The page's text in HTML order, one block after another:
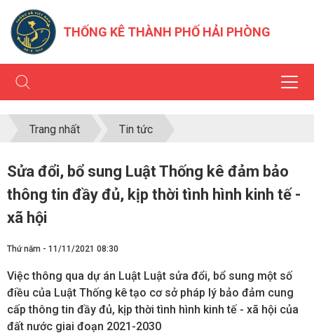
THỐNG KÊ THÀNH PHỐ HẢI PHÒNG
Trang nhất Tin tức
Sửa đổi, bổ sung Luật Thống kê đảm bảo
thông tin đầy đủ, kịp thời tình hình kinh tế -
xã hội
Thứ năm - 11/11/2021 08:30
Việc thông qua dự án Luật Luật sửa đổi, bổ sung một số
điều của Luật Thống kê tạo cơ sở pháp lý bảo đảm cung
cấp thông tin đầy đủ, kịp thời tình hình kinh tế - xã hội của
đất nước giai đoạn 2021-2030